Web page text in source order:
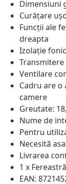
Dimensiuni
Curățare
Funcții ale
dreapta
Izolație
Ventilare
Cadru are o
camere
Greutate:
Nume de
Pentru
Necesită
Livrarea
1 x
EAN: